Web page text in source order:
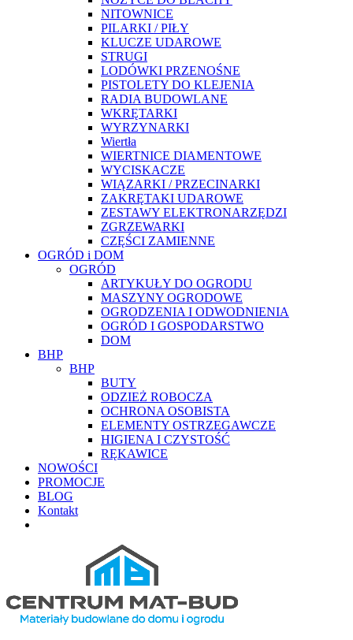
NITOWNICE
PILARKI / PIŁY
KLUCZE UDAROWE
STRUGI
LODÓWKI PRZENOŚNE
PISTOLETY DO KLEJENIA
RADIA BUDOWLANE
WKRĘTARKI
WYRZYNARKI
Wiertła
WIERTNICE DIAMENTOWE
WYCISKACZE
WIĄZARKI / PRZECINARKI
ZAKRĘTAKI UDAROWE
ZESTAWY ELEKTRONARZĘDZI
ZGRZEWARKI
CZĘŚCI ZAMIENNE
OGRÓD i DOM
OGRÓD
ARTYKUŁY DO OGRODU
MASZYNY OGRODOWE
OGRODZENIA I ODWODNIENIA
OGRÓD I GOSPODARSTWO
DOM
BHP
BHP
BUTY
ODZIEŻ ROBOCZA
OCHRONA OSOBISTA
ELEMENTY OSTRZEGAWCZE
HIGIENA I CZYSTOŚĆ
RĘKAWICE
NOWOŚCI
PROMOCJE
BLOG
Kontakt